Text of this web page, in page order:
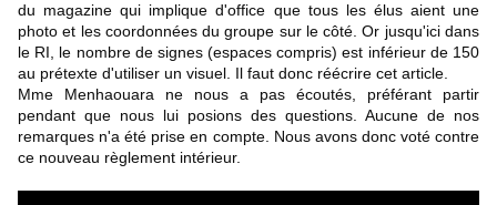
du magazine qui implique d'office que tous les élus aient une
photo et les coordonnées du groupe sur le côté. Or jusqu'ici dans
le RI, le nombre de signes (espaces compris) est inférieur de 150
au prétexte d'utiliser un visuel. Il faut donc réécrire cet article.
Mme Menhaouara ne nous a pas écoutés, préférant partir
pendant que nous lui posions des questions. Aucune de nos
remarques n'a été prise en compte. Nous avons donc voté contre
ce nouveau règlement intérieur.